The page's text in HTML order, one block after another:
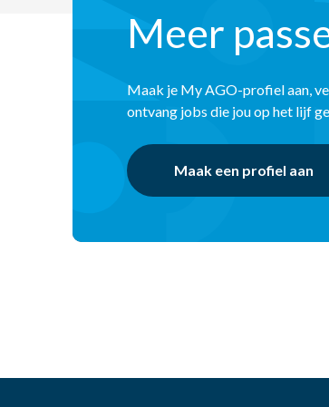
Meer
Maak je My AGO-profiel aan,
ontvang jobs die jou op het lijf
Maak een profiel aan